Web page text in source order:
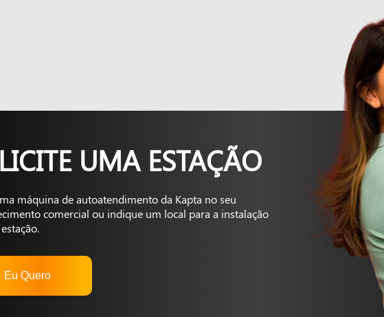
UMA ESTAÇÃO
máquina de autoatendimento da Kapta no seu
comercial ou indique um local para a instalação
Eu Quero